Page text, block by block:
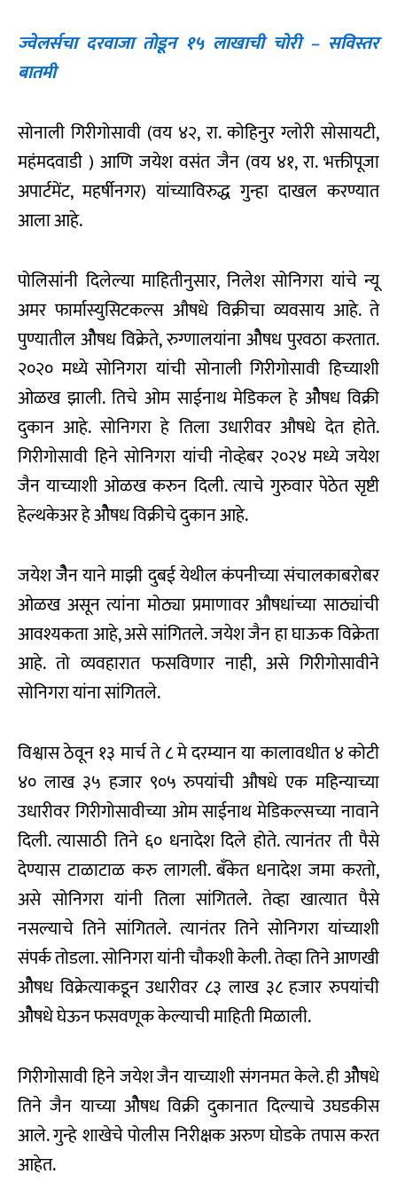
ज्वेलर्सचा दरवाजा तोडून १५ लाखाची चोरी – सविस्तर
बातमी
सोनाली गिरीगोसावी (वय ४२, रा. कोहिनुर ग्लोरी सोसायटी,
महंमदवाडी ) आणि जयेश वसंत जैन (वय ४१, रा. भक्तीपूजा
अपार्टमेंट, महर्षीनगर) यांच्याविरुद्ध गुन्हा दाखल करण्यात
आला आहे.
पोलिसांनी दिलेल्या माहितीनुसार, निलेश सोनिगरा यांचे न्यू
अमर फार्मास्युसिटकल्स औषधे विक्रीचा व्यवसाय आहे. ते
पुण्यातील ओैषध विक्रेते, रुग्णालयांना ओैषध पुरवठा करतात.
२०२० मध्ये सोनिगरा यांची सोनाली गिरीगोसावी हिच्याशी
ओळख झाली. तिचे ओम साईनाथ मेडिकल हे ओैषध विक्री
दुकान आहे. सोनिगरा हे तिला उधारीवर औषधे देत होते.
गिरीगोसावी हिने सोनिगरा यांची नोव्हेबर २०२४ मध्ये जयेश
जैन याच्याशी ओळख करुन दिली. त्याचे गुरुवार पेठेत सृष्टी
हेल्थकेअर हे ओैषध विक्रीचे दुकान आहे.
जयेश जेैन याने माझी दुबई येथील कंपनीच्या संचालकाबरोबर
ओळख असून त्यांना मोठ्या प्रमाणावर औषधांच्या साठ्यांची
आवश्यकता आहे, असे सांगितले. जयेश जैन हा घाऊक विक्रेता
आहे. तो व्यवहारात फसविणार नाही, असे गिरीगोसावीने
सोनिगरा यांना सांगितले.
विश्वास ठेवून १३ मार्च ते ८ मे दरम्यान या कालावधीत ४ कोटी
४० लाख ३५ हजार ९०५ रुपयांची औषधे एक महिन्याच्या
उधारीवर गिरीगोसावीच्या ओम साईनाथ मेडिकल्सच्या नावाने
दिली. त्यासाठी तिने ६० धनादेश दिले होते. त्यानंतर ती पैसे
देण्यास टाळाटाळ करु लागली. बँकेत धनादेश जमा करतो,
असे सोनिगरा यांनी तिला सांगितले. तेव्हा खात्यात पैसे
नसल्याचे तिने सांगितले. त्यानंतर तिने सोनिगरा यांच्याशी
संपर्क तोडला. सोनिगरा यांनी चौकशी केली. तेव्हा तिने आणखी
ओैषध विक्रेत्याकडून उधारीवर ८३ लाख ३८ हजार रुपयांची
ओैषधे घेऊन फसवणूक केल्याची माहिती मिळाली.
गिरीगोसावी हिने जयेश जैन याच्याशी संगनमत केले. ही ओैषधे
तिने जैन याच्या ओैषध विक्री दुकानात दिल्याचे उघडकीस
आले. गुन्हे शाखेचे पोलीस निरीक्षक अरुण घोडके तपास करत
आहेत.